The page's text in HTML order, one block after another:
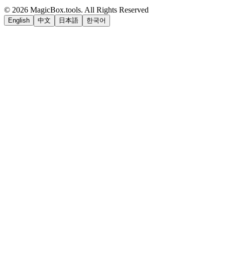
© 2026 MagicBox.tools. All Rights Reserved
English 中文 日本語 한국어